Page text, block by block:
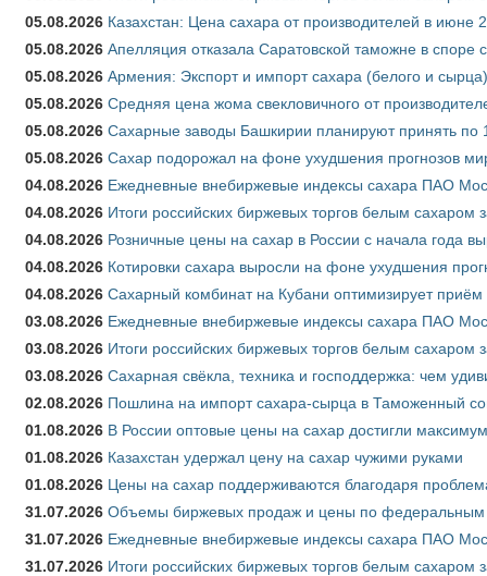
05.08.2026 Казахстан: Цена сахара от производителей в июне
05.08.2026 Апелляция отказала Саратовской таможне в
05.08.2026 Армения: Экспорт и импорт сахара (белого и
05.08.2026 Средняя цена жома свекловичного от
05.08.2026 Сахарные заводы Башкирии планируют принять по
05.08.2026 Сахар подорожал на фоне ухудшения прогнозов
04.08.2026 Ежедневные внебиржевые индексы сахара ПАО
04.08.2026 Итоги российских биржевых торгов белым сахаром
04.08.2026 Розничные цены на сахар в России с начала года
04.08.2026 Котировки сахара выросли на фоне ухудшения
04.08.2026 Сахарный комбинат на Кубани оптимизирует приём
03.08.2026 Ежедневные внебиржевые индексы сахара ПАО
03.08.2026 Итоги российских биржевых торгов белым сахаром
03.08.2026 Сахарная свёкла, техника и господдержка: чем
02.08.2026 Пошлина на импорт сахара-сырца в Таможенный
01.08.2026 В России оптовые цены на сахар достигли
01.08.2026 Казахстан удержал цену на сахар чужими руками
01.08.2026 Цены на сахар поддерживаются благодаря
31.07.2026 Объемы биржевых продаж и цены по федеральным
31.07.2026 Ежедневные внебиржевые индексы сахара ПАО
31.07.2026 Итоги российских биржевых торгов белым сахаром